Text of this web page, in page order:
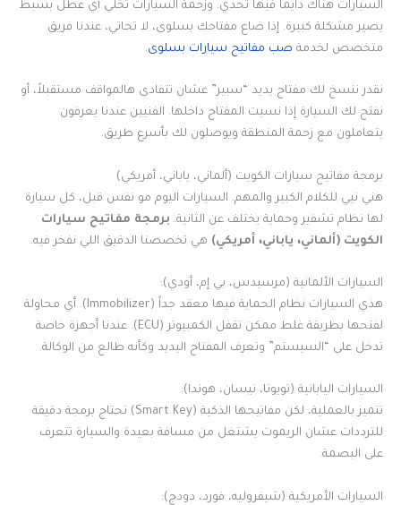
السيارات هناك دايماً فيها تحدي. وزحمة السيارات تخلي أي عطل بسيط
يصير مشكلة كبيرة. إذا ضاع مفتاحك بسلوى، لا تحاتي، عندنا فريق
متخصص لخدمة صب مفاتيح سيارات بسلوى.
نقدر ننسخ لك مفتاح يديد “سبير” عشان تتفادى هالمواقف مستقبلاً، أو
نفتح لك السيارة إذا نسيت المفتاح داخلها. الفنيين عندنا يعرفون
يتعاملون مع زحمة المنطقة ويوصلون لك بأسرع طريق.
برمجة مفاتيح سيارات الكويت (ألماني، ياباني، أمريكي)
هني نيي للكلام الكبير والمهم. السيارات اليوم مو نفس قبل، كل سيارة
لها نظام تشفير وحماية يختلف عن الثانية. برمجة مفاتيح سيارات
الكويت (ألماني، ياباني، أمريكي) هي تخصصنا الدقيق اللي نفخر فيه.
السيارات الألمانية (مرسيدس، بي إم، أودي):
هذي السيارات نظام الحماية فيها معقد جداً (Immobilizer). أي محاولة
لفتحها بطريقة غلط ممكن تقفل الكمبيوتر (ECU). عندنا أجهزة خاصة
تدخل على “السيستم” وتعرف المفتاح اليديد وكأنه طالع من الوكالة.
السيارات اليابانية (تويوتا، نيسان، هوندا):
تتميز بالعملية، لكن مفاتيحها الذكية (Smart Key) تحتاج برمجة دقيقة
للترددات عشان الريموت يشتغل من مسافة بعيدة والسيارة تتعرف
على البصمة.
السيارات الأمريكية (شيفروليه، فورد، دودج):